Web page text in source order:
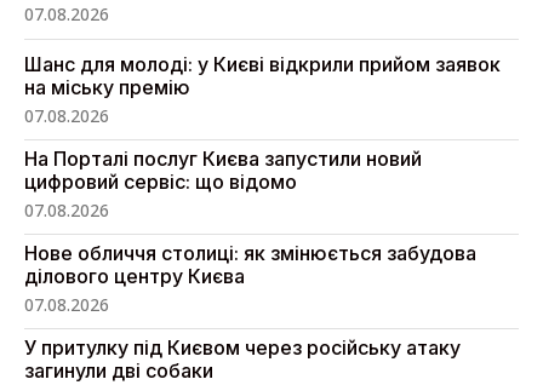
07.08.2026
Шанс для молоді: у Києві відкрили прийом заявок
на міську премію
07.08.2026
На Порталі послуг Києва запустили новий
цифровий сервіс: що відомо
07.08.2026
Нове обличчя столиці: як змінюється забудова
ділового центру Києва
07.08.2026
У притулку під Києвом через російську атаку
загинули дві собаки